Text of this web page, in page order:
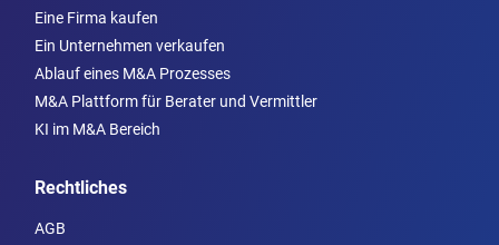
Eine Firma kaufen
Ein Unternehmen verkaufen
Ablauf eines M&A Prozesses
M&A Plattform für Berater und Vermittler
KI im M&A Bereich
Rechtliches
AGB